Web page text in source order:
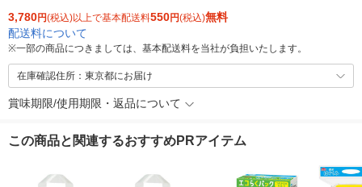
3,780円(税込)以上で基本配送料550円(税込)無料
配送料について
※一部の商品につきましては、基本配送料を当社が負担いたします。
在庫確認住所：東京都にお届け
賞味期限/使用期限・返品について
この商品と関連するおすすめPRアイテム